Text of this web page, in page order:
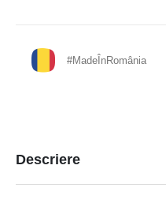
#MadeÎnRomânia
Descriere